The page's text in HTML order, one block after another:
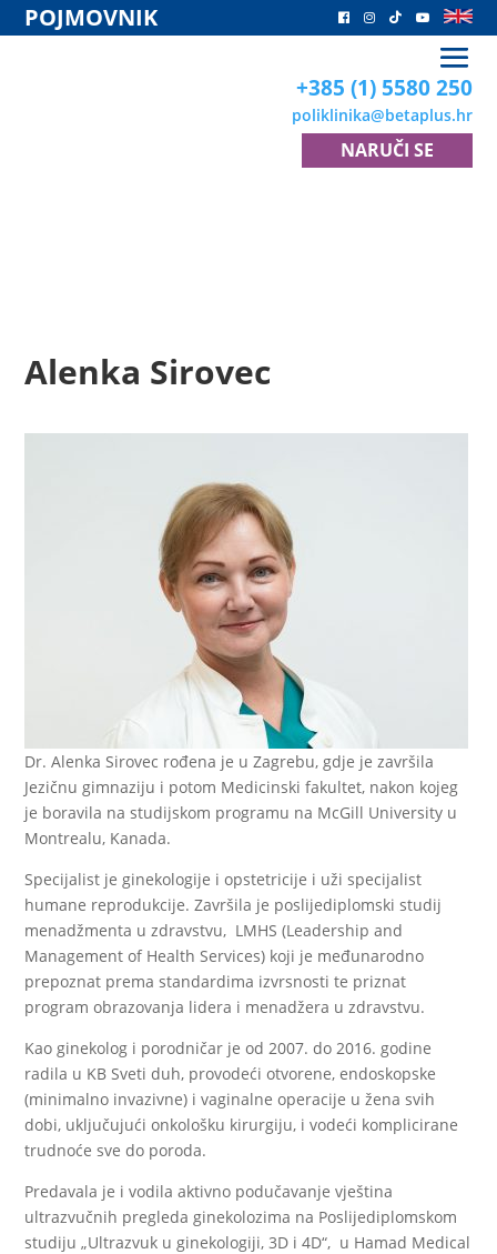
POJMOVNIK
+385 (1) 5580 250
poliklinika@betaplus.hr
NARUČI SE
Alenka Sirovec
Dr. Alenka Sirovec rođena je u Zagrebu, gdje je završila
Jezičnu gimnaziju i potom Medicinski fakultet, nakon kojeg
je boravila na studijskom programu na McGill University u
Montrealu, Kanada.
Specijalist je ginekologije i opstetricije i uži specijalist
humane reprodukcije. Završila je poslijediplomski studij
menadžmenta u zdravstvu, LMHS (Leadership and
Management of Health Services) koji je međunarodno
prepoznat prema standardima izvrsnosti te priznat
program obrazovanja lidera i menadžera u zdravstvu.
Kao ginekolog i porodničar je od 2007. do 2016. godine
radila u KB Sveti duh, provodeći otvorene, endoskopske
(minimalno invazivne) i vaginalne operacije u žena svih
dobi, uključujući onkološku kirurgiju, i vodeći komplicirane
trudnoće sve do poroda.
Predavala je i vodila aktivno podučavanje vještina
ultrazvučnih pregleda ginekolozima na Poslijediplomskom
studiju „Ultrazvuk u ginekologiji, 3D i 4D“, u Hamad Medical